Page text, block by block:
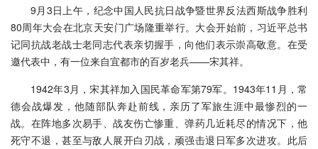
9月3日上午，纪念中国人民抗日战争暨世界反法西斯战争胜利
80周年大会在北京天安门广场隆重举行。大会开始前，习近平总书
记同抗战老战士老同志代表亲切握手，向他们表示崇高敬意。在受
邀代表中，有一位来自宜都市的百岁老兵——宋其祥。
1942年3月，宋其祥加入国民革命军第79军。1943年11月，常
德会战爆发，他随部队奔赴前线，亲历了军旅生涯中最惨烈的一
战。在阵地多次易手、战友伤亡惨重、弹药几近耗尽的情况下，他
死守不退，甚至与敌人展开白刃战，顽强击退日军多次进攻。此后